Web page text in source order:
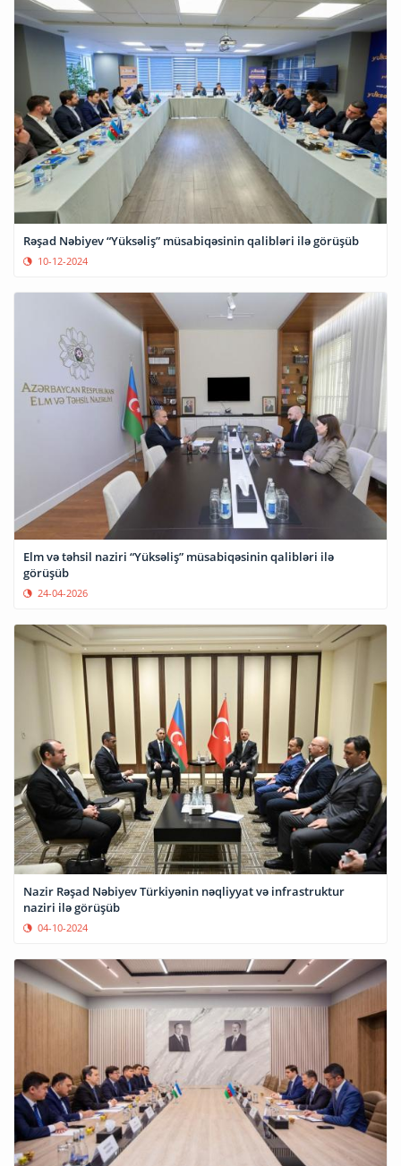
Rəşad Nəbiyev “Yüksəliş” müsabiqəsinin qalibləri ilə görüşüb
10-12-2024
Elm və təhsil naziri “Yüksəliş” müsabiqəsinin qalibləri ilə
görüşüb
24-04-2026
Nazir Rəşad Nəbiyev Türkiyənin nəqliyyat və infrastruktur
naziri ilə görüşüb
04-10-2024